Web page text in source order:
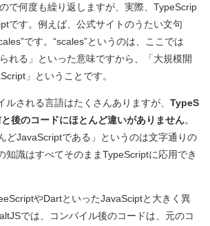
で何度も繰り返しますが、実際、TypeScrip
です。例えば、公式サイトのうたい文句
です。“scales”というのは、ここでは
れる」といった意味ですから、「大規模開
」ということです。
ルされる言語はたくさんありますが、 TypeS
後のコードにほとんど違いがありません。
どJavaScriptである」というのは文字通りの
知識はすべてそのままTypeScriptに応用でき
やDartといったJavaSciptと大きく異
では、コンパイル後のコードは、元のコ